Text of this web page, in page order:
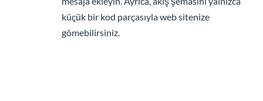
küçük bir kod parçasıyla web sitenize
gömebilirsiniz.